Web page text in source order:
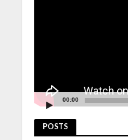
00:00
POSTS